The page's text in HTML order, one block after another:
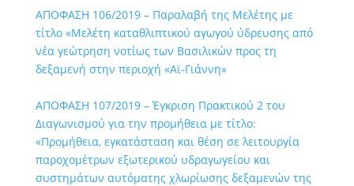
ΑΠΟΦΑΣΗ 106/2019 – Παραλαβή της Μελέτης με
τίτλο «Μελέτη καταθλιπτικού αγωγού ύδρευσης από
νέα γεώτρηση νοτίως των Βασιλικών προς τη
δεξαμενή στην περιοχή «Αϊ-Γιάννη»
ΑΠΟΦΑΣΗ 107/2019 – Έγκριση Πρακτικού 2 του
Διαγωνισμού για την προμήθεια με τίτλο:
«Προμήθεια, εγκατάσταση και θέση σε λειτουργία
παροχομέτρων εξωτερικού υδραγωγείου και
συστημάτων αυτόματης χλωρίωσης δεξαμενών της